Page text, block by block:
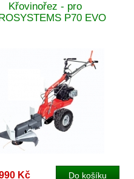
Křovinořez - pro
P70 EVO
Kč